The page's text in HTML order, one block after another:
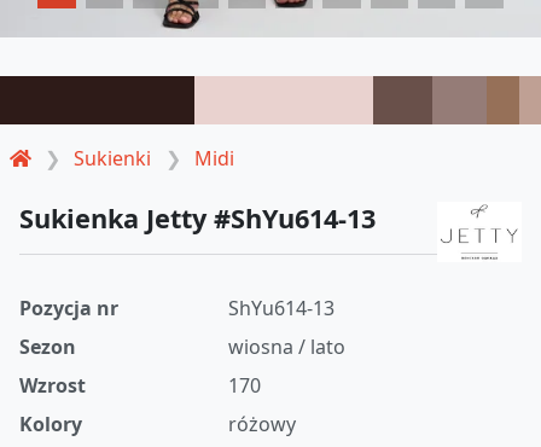
Sukienki Midi
Sukienka Jetty #ShYu614-13
Pozycja nr
ShYu614-13
Sezon
wiosna / lato
Wzrost
170
Kolory
różowy